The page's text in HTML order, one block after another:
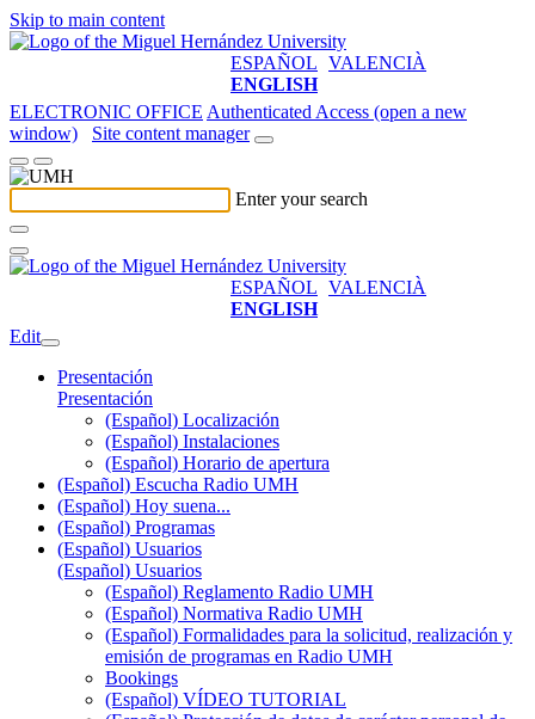
Skip to main content
ESPAÑOL VALENCIÀ
ENGLISH
ELECTRONIC OFFICE Authenticated Access (open a new
window)
Site content manager
Enter your search
ESPAÑOL VALENCIÀ
ENGLISH
Edit
Presentación
Presentación
(Español) Localización
(Español) Instalaciones
(Español) Horario de apertura
(Español) Escucha Radio UMH
(Español) Hoy suena...
(Español) Programas
(Español) Usuarios
(Español) Usuarios
(Español) Reglamento Radio UMH
(Español) Normativa Radio UMH
(Español) Formalidades para la solicitud, realización y
emisión de programas en Radio UMH
Bookings
(Español) VÍDEO TUTORIAL